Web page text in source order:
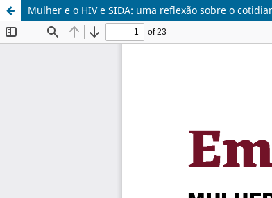
Mulher e o HIV e SIDA: uma reflexão sobre o